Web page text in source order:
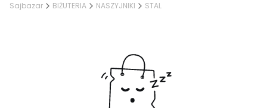
Sajbazar BIŻUTERIA NASZYJNIKI STAL